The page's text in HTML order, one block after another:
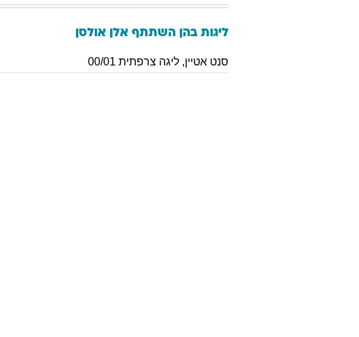
ליגות בהן השתתף אלן אולסן
סנט אטיין, ליגה צרפתית 00/01